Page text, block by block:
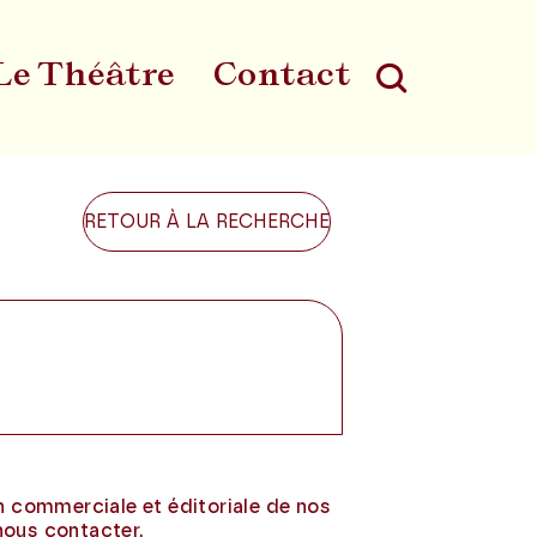
Théâtre Contact
Au
RETOUR À LA RECHERCHE
commerciale et éditoriale de nos
contacter.